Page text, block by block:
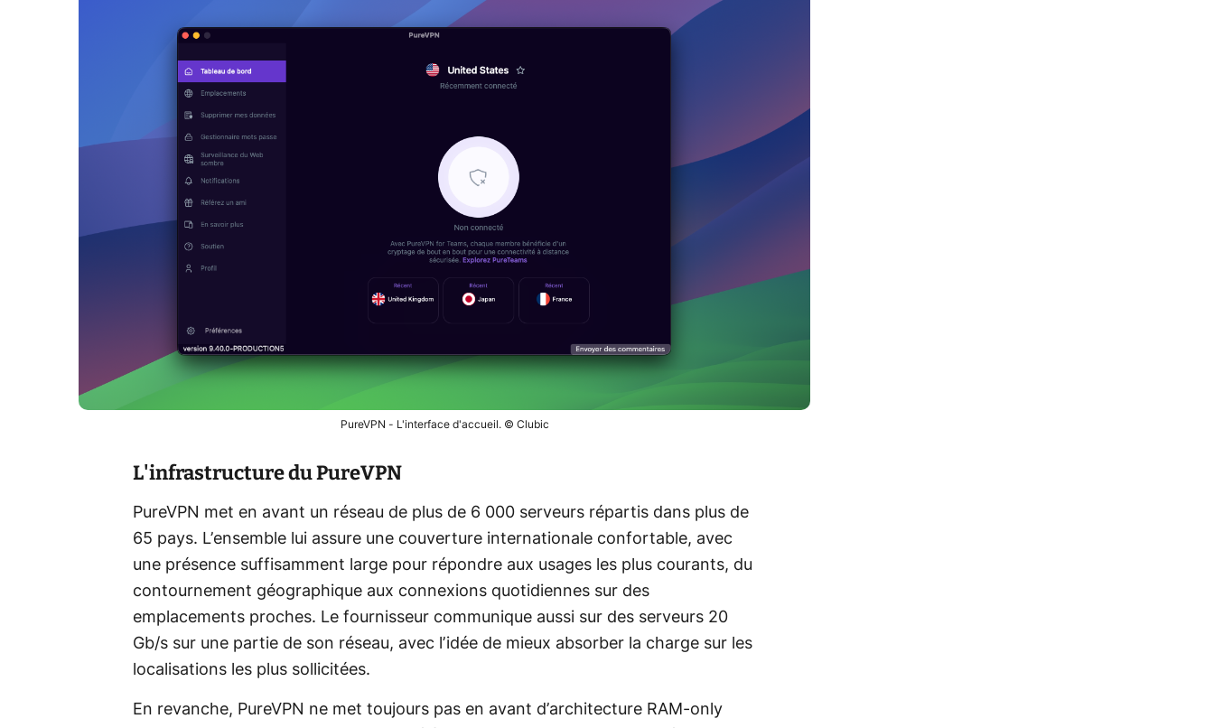
PureVPN - L'interface d'accueil. © Clubic
L'infrastructure du PureVPN
PureVPN met en avant un réseau de plus de 6 000 serveurs répartis dans plus de
65 pays. L’ensemble lui assure une couverture internationale confortable, avec
une présence suffisamment large pour répondre aux usages les plus courants, du
contournement géographique aux connexions quotidiennes sur des
emplacements proches. Le fournisseur communique aussi sur des serveurs 20
Gb/s sur une partie de son réseau, avec l’idée de mieux absorber la charge sur les
localisations les plus sollicitées.
En revanche, PureVPN ne met toujours pas en avant d’architecture RAM-only